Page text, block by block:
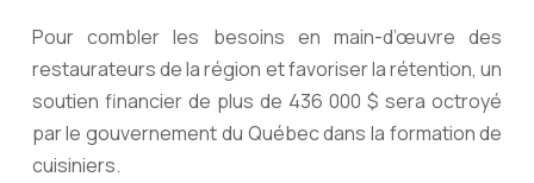
Pour combler les besoins en main-d’œuvre des
restaurateurs de la région et favoriser la rétention, un
soutien financier de plus de 436 000 $ sera octroyé
par le gouvernement du Québec dans la formation de
cuisiniers.